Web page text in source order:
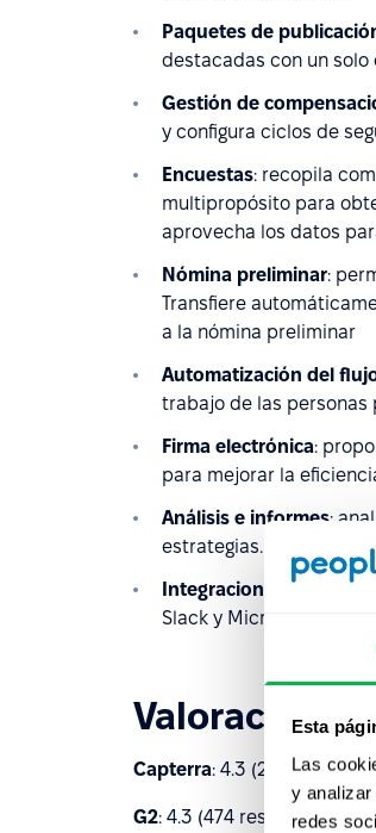
Esta
Las
y
redes
Paquetes de
destacadas con un solo
Gestión de
y configura ciclos de
Encuestas: recopila
multipropósito para
aprovecha los datos
Nómina preliminar:
Transfiere
a la nómina preliminar
Automatización del
trabajo de las personas
Firma electrónica:
para mejorar la
Análisis e informes:
estrategias. Gestionar
Integraciones
: integra
Slack y Microsoft
Valoración
Capterra: 4.3 (226 reseñas)
G2: 4.3 (474 reseñas)